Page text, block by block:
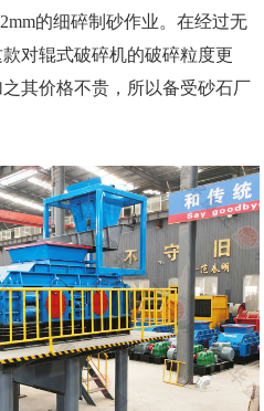
的细碎制砂作业。在经过无
对辊式破碎机的破碎粒度更
其价格不贵，所以备受砂石厂